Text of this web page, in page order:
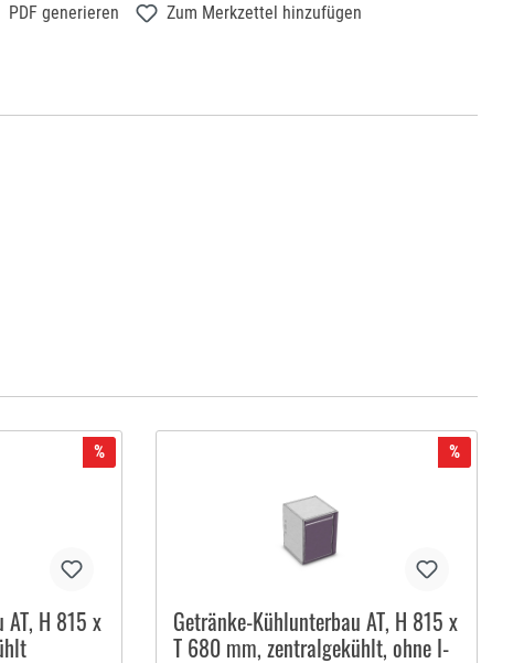
PDF generieren Zum Merkzettel hinzufügen
%
H 815 x
%
Getränke-Kühlunterbau AT, H 815 x
T 680 mm, zentralgekühlt, ohne I-